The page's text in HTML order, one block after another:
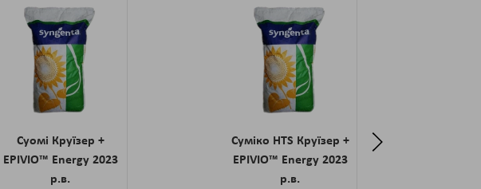
Суомі Круїзер +
EPIVIO™ Energy 2023
р.в.
Суміко HTS Круїзер +
EPIVIO™ Energy 2023
р.в.